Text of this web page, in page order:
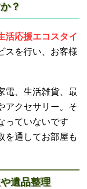
十津川不用品回収
・十勝不用品回収
？
活応援エコスタイ
スを行い、お客様
電、生活雑貨、最
アクセサリー。そ
っていないです
を通してお部屋も
遺品整理